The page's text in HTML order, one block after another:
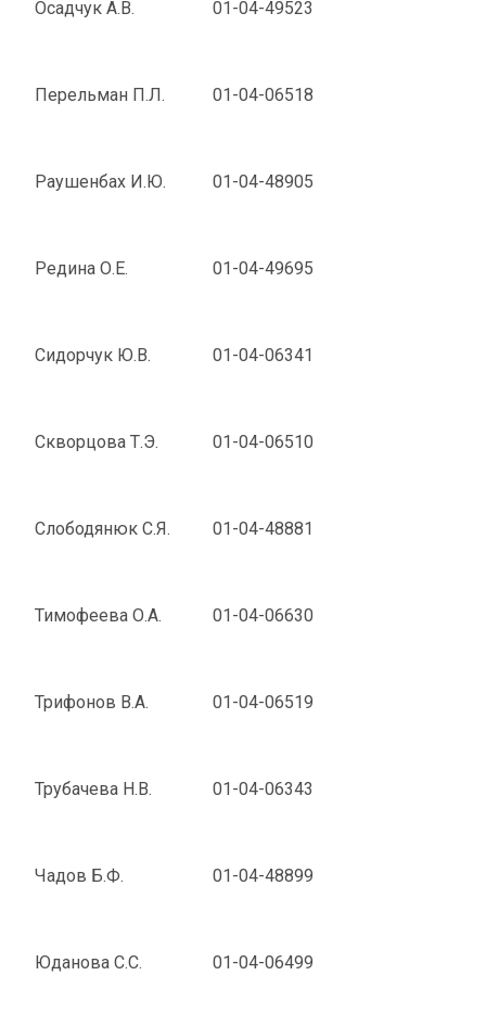
Осадчук А.В. 01-04-49523
Перельман П.Л. 01-04-06518
Раушенбах И.Ю. 01-04-48905
Редина О.Е. 01-04-49695
Сидорчук Ю.В. 01-04-06341
Скворцова Т.Э. 01-04-06510
Слободянюк С.Я. 01-04-48881
Тимофеева О.А. 01-04-06630
Трифонов В.А. 01-04-06519
Трубачева Н.В. 01-04-06343
Чадов Б.Ф. 01-04-48899
Юданова С.С. 01-04-06499